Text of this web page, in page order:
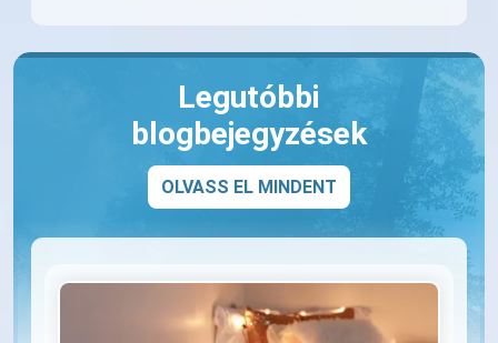
Legutóbbi
blogbejegyzések
OLVASS EL MINDENT